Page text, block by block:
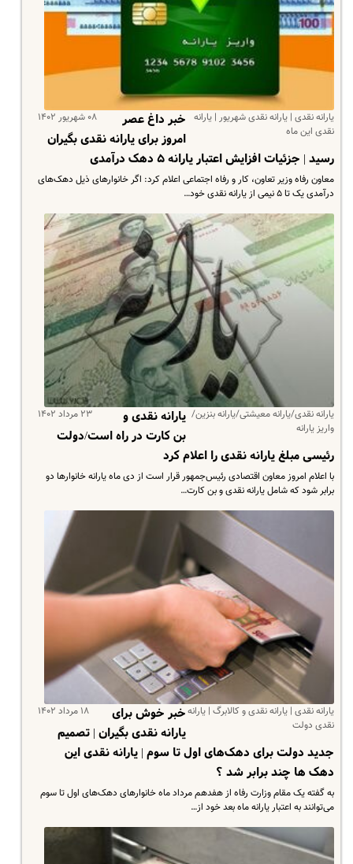
یارانه نقدی | یارانه نقدی شهریور | یارانه
نقدی این ماه
۰۸ شهریور ۱۴۰۲
خبر داغ عصر
امروز برای یارانه نقدی بگیران
رسید | جزئیات افزایش اعتبار یارانه ۵ دهک درآمدی
معاون رفاه وزیر تعاون، کار و رفاه اجتماعی اعلام کرد: اگر خانوارهای ذیل دهک‌های
درآمدی یک تا ۵ نیمی از یارانه نقدی خود…
یارانه نقدی/یارانه معیشتی/یارانه بنزین/
واریز یارانه
۲۳ مرداد ۱۴۰۲
یارانه نقدی و
بن کارت در راه است/دولت
رئیسی مبلغ یارانه نقدی را اعلام کرد
با اعلام امروز معاون اقتصادی رئیس‌جمهور قرار است از دی ماه یارانه خانوارها دو
برابر شود که شامل یارانه نقدی و بن کارت…
یارانه نقدی | یارانه نقدی و کالابرگ | یارانه
نقدی دولت
۱۸ مرداد ۱۴۰۲
خبر خوش برای
یارانه نقدی بگیران | تصمیم
جدید دولت برای دهک‌های اول تا سوم | یارانه نقدی این
دهک ها چند برابر شد ؟
به گفته یک مقام وزارت رفاه از هفدهم مرداد ماه خانوارهای دهک‌های اول تا سوم
می‌توانند به اعتبار یارانه ماه بعد خود از…